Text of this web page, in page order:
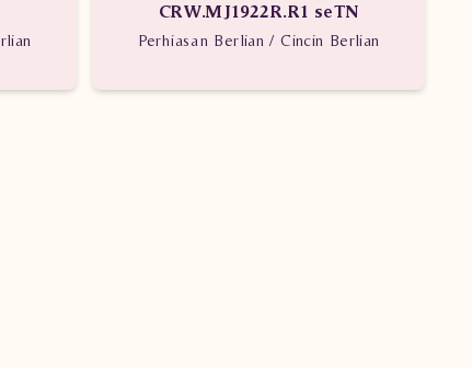
CRW.MJ1922R.R1 seTN
Perhiasan Berlian / Cincin Berlian